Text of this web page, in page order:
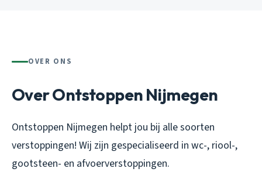
OVER ONS
Over Ontstoppen Nijmegen
Ontstoppen Nijmegen helpt jou bij alle soorten
verstoppingen! Wij zijn gespecialiseerd in wc-, riool-,
gootsteen- en afvoerverstoppingen.